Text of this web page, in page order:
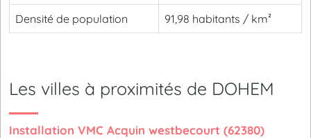
Densité de population 91,98 habitants / km²
Les villes à proximités de DOHEM
Installation VMC Acquin westbecourt (62380)